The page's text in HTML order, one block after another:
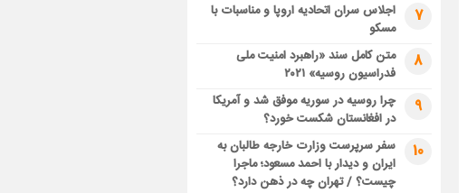
7
اجلاس سران اتحادیه اروپا و مناسبات با
مسکو
8
متن کامل سند «راهبرد امنیت ملی
فدراسیون روسیه» ۲۰۲۱
9
چرا روسیه در سوریه موفق شد و آمریکا
در افغانستان شکست خورد؟
10
سفر سرپرست وزارت خارجه طالبان به
ایران و دیدار با احمد مسعود؛ ماجرا
چیست؟ / تهران چه در ذهن دارد؟